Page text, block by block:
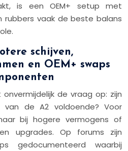
is een OEM+ setup met
rubbers vaak de beste balans
schijven,
en OEM+ swaps
de vraag op: zijn
de A2 voldoende? Voor
bij hogere vermogens of
upgrades. Op forums zijn
gedocumenteerd waarbij